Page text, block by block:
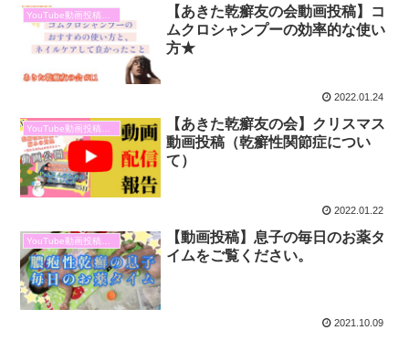
【あきた乾癬友の会動画投稿】コ
ムクロシャンプーの効率的な使い
方★
2022.01.24
【あきた乾癬友の会】クリスマス
動画投稿（乾癬性関節症につい
て）
2022.01.22
YouTube動画投稿報告
【動画投稿】息子の毎日のお薬タ
イムをご覧ください。
2021.10.09